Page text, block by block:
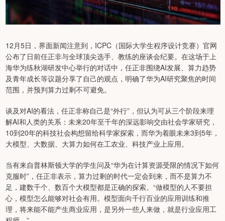
12月5日，界面新闻注意到，ICPC（国际大学生程序设计竞赛）官网
公布了日前任正非与全球顶尖选手、教练的座谈会纪要。在这场于上
海华为练秋湖研发中心举行的对话中，任正非围绕AI发展、算力趋势
及青年成长等议题分享了自己的观点，明确了华为AI研究聚焦的时间
范围，并预判算力过剩不可避免。
谈及对AI的看法，任正非称自己是“外行”，但认为可从三个阶段来理
解AI和人类的关系：未来20年至千年的深远影响交由社会学家研究，
10到20年的科技社会构想留给科学家探索，而华为着眼未来3到5年，
大模型、大数据、大算力如何在工农业、科技产业上应用。
当有来自普林斯顿大学的学生问及“华为在计算资源受限的情况下如何
克服时”，任正非表示，算力过剩的时代一定会到来，而不是算力不
足，建数千个、数百个大模型都是正确的探索。“做模型的人不要担
心，模型怎么能够对社会有用。模型面向千行百业的应用训练和推
理，将来能不能产生商业应用，是另外一些人来做，就是行业应用工